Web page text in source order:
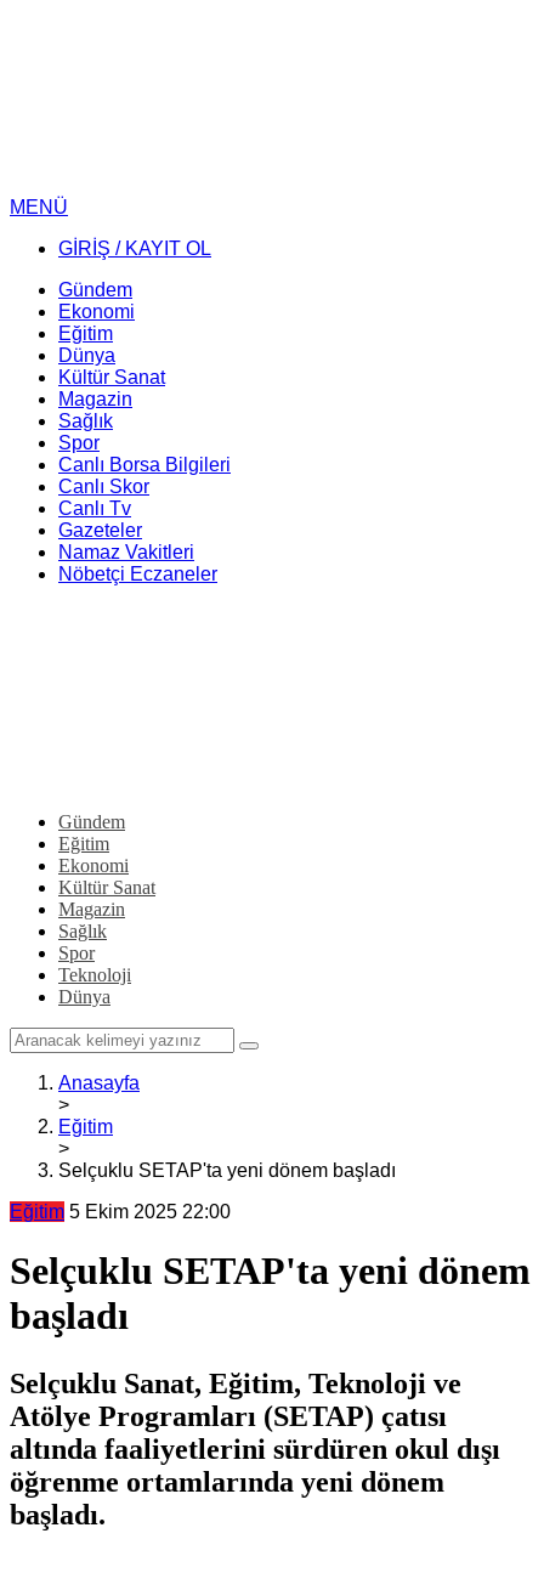
MENÜ
GİRİŞ / KAYIT OL
Gündem
Ekonomi
Eğitim
Dünya
Kültür Sanat
Magazin
Sağlık
Spor
Canlı Borsa Bilgileri
Canlı Skor
Canlı Tv
Gazeteler
Namaz Vakitleri
Nöbetçi Eczaneler
Gündem
Eğitim
Ekonomi
Kültür Sanat
Magazin
Sağlık
Spor
Teknoloji
Dünya
Anasayfa
>
Eğitim
>
Selçuklu SETAP'ta yeni dönem başladı
Eğitim 5 Ekim 2025 22:00
Selçuklu SETAP'ta yeni dönem
başladı
Selçuklu Sanat, Eğitim, Teknoloji ve
Atölye Programları (SETAP) çatısı
altında faaliyetlerini sürdüren okul dışı
öğrenme ortamlarında yeni dönem
başladı.